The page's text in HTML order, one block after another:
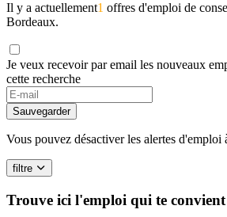
Il y a actuellement1 offres d'emploi de
Bordeaux.
Je veux recevoir par email les nouveaux
cette recherche
Sauvegarder
Vous pouvez désactiver les alertes d'emploi
filtre
Trouve ici l'emploi qui te convient